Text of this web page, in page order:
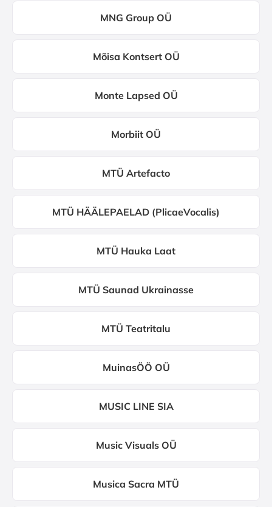
MNG Group OÜ
Mõisa Kontsert OÜ
Monte Lapsed OÜ
Morbiit OÜ
MTÜ Artefacto
MTÜ HÄÄLEPAELAD (PlicaeVocalis)
MTÜ Hauka Laat
MTÜ Saunad Ukrainasse
MTÜ Teatritalu
MuinasÖÖ OÜ
MUSIC LINE SIA
Music Visuals OÜ
Musica Sacra MTÜ